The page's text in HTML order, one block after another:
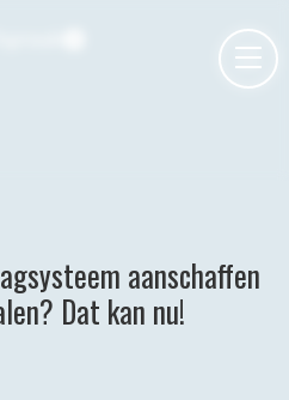
Menu
aanschaffen
Dat kan nu!